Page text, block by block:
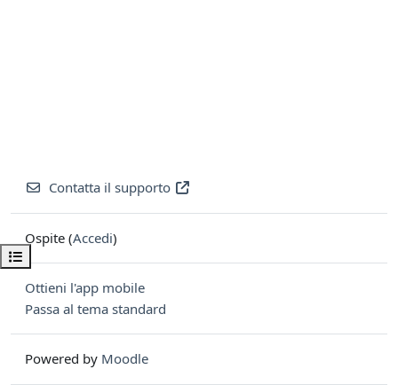
Apri indice del corso
Contatta il supporto
Ospite (Accedi)
Ottieni l'app mobile
Passa al tema standard
Powered by Moodle